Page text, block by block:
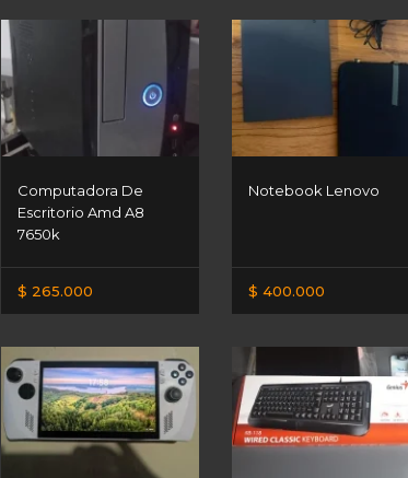
Computadora De
Escritorio Amd A8
7650k
$ 265.000
Notebook Lenovo
$ 400.000